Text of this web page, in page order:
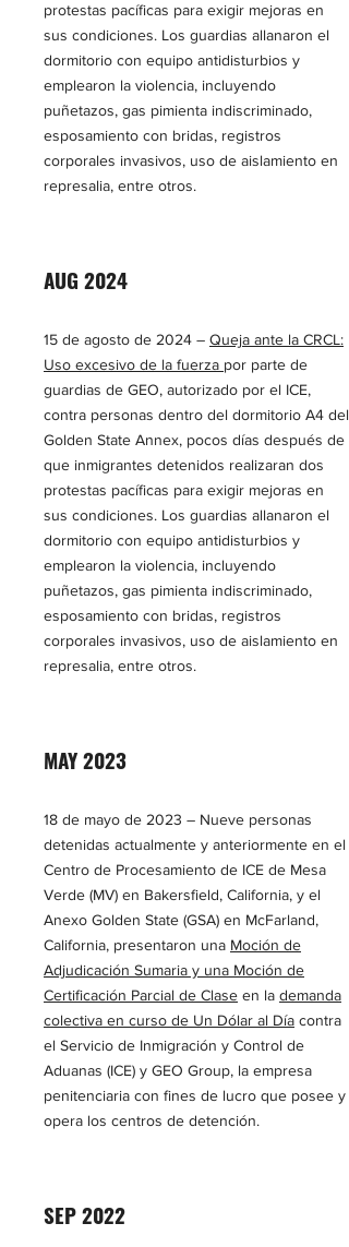
protestas pacíficas para exigir mejoras en
sus condiciones. Los guardias allanaron el
dormitorio con equipo antidisturbios y
emplearon la violencia, incluyendo
puñetazos, gas pimienta indiscriminado,
esposamiento con bridas, registros
corporales invasivos, uso de aislamiento en
represalia, entre otros.
AUG 2024
15 de agosto de 2024 – Queja ante la CRCL:
Uso excesivo de la fuerza por parte de
guardias de GEO, autorizado por el ICE,
contra personas dentro del dormitorio A4 del
Golden State Annex, pocos días después de
que inmigrantes detenidos realizaran dos
protestas pacíficas para exigir mejoras en
sus condiciones. Los guardias allanaron el
dormitorio con equipo antidisturbios y
emplearon la violencia, incluyendo
puñetazos, gas pimienta indiscriminado,
esposamiento con bridas, registros
corporales invasivos, uso de aislamiento en
represalia, entre otros.
MAY 2023
18 de mayo de 2023 – Nueve personas
detenidas actualmente y anteriormente en el
Centro de Procesamiento de ICE de Mesa
Verde (MV) en Bakersfield, California, y el
Anexo Golden State (GSA) en McFarland,
California, presentaron una Moción de
Adjudicación Sumaria y una Moción de
Certificación Parcial de Clase en la demanda
colectiva en curso de Un Dólar al Día contra
el Servicio de Inmigración y Control de
Aduanas (ICE) y GEO Group, la empresa
penitenciaria con fines de lucro que posee y
opera los centros de detención.
SEP 2022